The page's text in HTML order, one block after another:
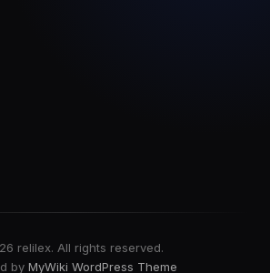
relilex. All rights reserved.
by MyWiki WordPress Theme